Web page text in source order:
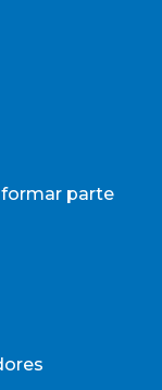
formar parte